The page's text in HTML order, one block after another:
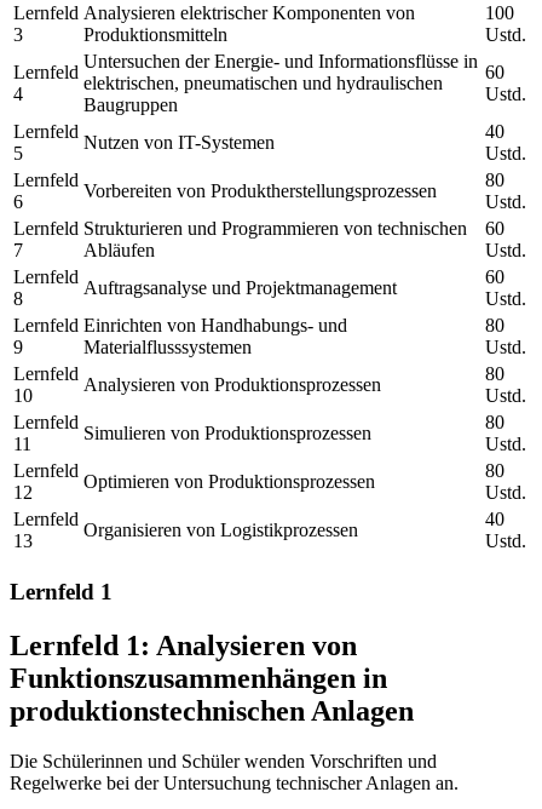
Lernfeld
3
Analysieren elektrischer Komponenten von
Produktionsmitteln
100
Ustd.
Lernfeld
4
Untersuchen der Energie- und Informationsflüsse in
elektrischen, pneumatischen und hydraulischen
Baugruppen
60
Ustd.
Lernfeld
5
Nutzen von IT-Systemen
40
Ustd.
Lernfeld
6
Vorbereiten von Produktherstellungsprozessen
80
Ustd.
Lernfeld
7
Strukturieren und Programmieren von technischen
Abläufen
60
Ustd.
Lernfeld
8
Auftragsanalyse und Projektmanagement
60
Ustd.
Lernfeld
9
Einrichten von Handhabungs- und
Materialflusssystemen
80
Ustd.
Lernfeld
10
Analysieren von Produktionsprozessen
80
Ustd.
Lernfeld
11
Simulieren von Produktionsprozessen
80
Ustd.
Lernfeld
12
Optimieren von Produktionsprozessen
80
Ustd.
Lernfeld
13
Organisieren von Logistikprozessen
40
Ustd.
Lernfeld 1
Lernfeld 1: Analysieren von
Funktionszusammenhängen in
produktionstechnischen Anlagen
Die Schülerinnen und Schüler wenden Vorschriften und
Regelwerke bei der Untersuchung technischer Anlagen an.